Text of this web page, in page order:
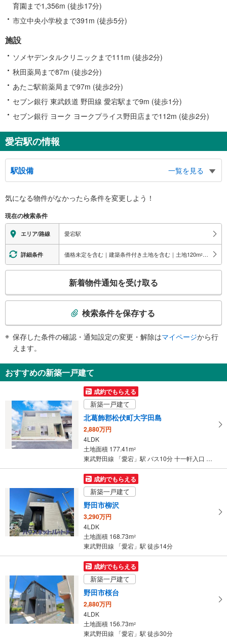
育園まで1,356m (徒歩17分)
市立中央小学校まで391m (徒歩5分)
施設
ソメヤデンタルクリニックまで111m (徒歩2分)
秋田薬局まで87m (徒歩2分)
あたご駅前薬局まで97m (徒歩2分)
セブン銀行 東武鉄道 野田線 愛宕駅まで9m (徒歩1分)
セブン銀行 ヨーク ヨークプライス野田店まで112m (徒歩2分)
愛宕駅の情報
駅設備
一覧を見る
※段差なしでの移動経路
地上⇔改札：○
改札⇔ホーム：×
その他
・点字テープ（券売機・手すり等）
・ＡＥＤ
気になる物件がなかったら条件を変更しよう！
現在の検索条件
エリア/路線 愛宕駅
詳細条件 価格未定を含む｜建築条件付き土地を含む｜土地120m2 以上
検
知
を
け
取
る
・
条
イ
ー
ジ
に
存
る
新着物件通知を受け取る
検索条件を保存する
保存した条件の確認・通知設定の変更・解除はマイページから行
えます。
おすすめの新築一戸建て
成約でもらえる
新築一戸建て
北葛飾郡松伏町大字田島
2,880万円
4LDK
土地面積 177.41m2
東武野田線 「愛宕」駅 バス10分 十一軒入口 バス停下車 徒歩2分
成約でもらえる
新築一戸建て
野田市柳沢
3,290万円
4LDK
土地面積 168.73m2
東武野田線 「愛宕」駅 徒歩14分
成約でもらえる
新築一戸建て
野田市桜台
2,880万円
4LDK
土地面積 156.73m2
東武野田線 「愛宕」駅 徒歩30分